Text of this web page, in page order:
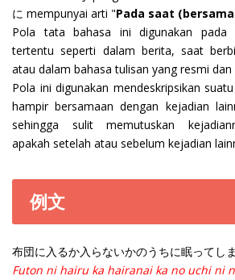
に mempunyai arti "Pada saat
Pola tata bahasa ini digunakan pada
tertentu seperti dalam berita, saat
atau dalam bahasa tulisan yang resmi dan
Pola ini digunakan mendeskripsikan
hampir bersamaan dengan kejadian
sehingga sulit memutuskan
apakah setelah atau sebelum kejadian
例文
布団に入るか入らないかのうちに眠ってし
Futon ni hairu ka hairanai ka no uchi ni